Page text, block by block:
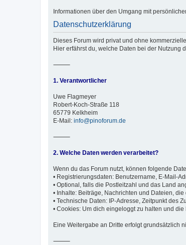
Informationen über den Umgang mit
Datenschutzerklärung
Dieses Forum wird privat und ohne
Hier erfährst du, welche Daten bei der Nutzung
⸻
1. Verantwortlicher
Uwe Flagmeyer
Robert-Koch-Straße 118
65779 Kelkheim
E-Mail: info@pinoforum.de
⸻
2. Welche Daten werden verarbeitet?
Wenn du das Forum nutzt, können folgende
• Registrierungsdaten: Benutzername, E-Mail-
• Optional, falls die Postleitzahl und das Land
• Inhalte: Beiträge, Nachrichten und Dateien,
• Technische Daten: IP-Adresse, Zeitpunkt des
• Cookies: Um dich eingeloggt zu halten und
Eine Weitergabe an Dritte erfolgt grundsätzlich
⸻